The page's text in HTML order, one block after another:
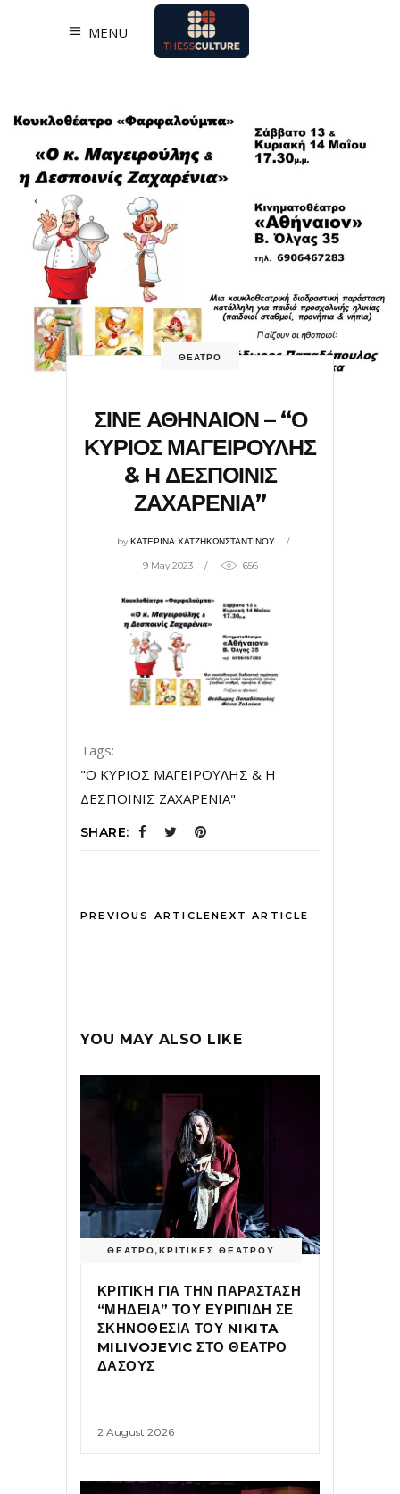
MENU
ΘΕΑΤΡΟ
ΣΙΝΕ ΑΘΗΝΑΙΟΝ – “Ο
ΚΥΡΙΟΣ ΜΑΓΕΙΡΟΥΛΗΣ
& Η ΔΕΣΠΟΙΝΙΣ
ΖΑΧΑΡΕΝΙΑ”
byΚΑΤΕΡΙΝΑ ΧΑΤΖΗΚΩΝΣΤΑΝΤΙΝΟΥ
9 May 2023 656
Tags:
"Ο ΚΥΡΙΟΣ ΜΑΓΕΙΡΟΥΛΗΣ & Η
ΔΕΣΠΟΙΝΙΣ ΖΑΧΑΡΕΝΙΑ"
SHARE:
PREVIOUS ARTICLENEXT ARTICLE
YOU MAY ALSO LIKE
ΘΕΑΤΡΟ,ΚΡΙΤΙΚΕΣ ΘΕΑΤΡΟΥ
ΚΡΙΤΙΚΗ ΓΙΑ ΤΗΝ ΠΑΡΑΣΤΑΣΗ
“ΜΗΔΕΙΑ” ΤΟΥ ΕΥΡΙΠΙΔΗ ΣΕ
ΣΚΗΝΟΘΕΣΙΑ ΤΟΥ NIKITA
MILIVOJEVIC ΣΤΟ ΘΕΑΤΡΟ
ΔΑΣΟΥΣ
2 August 2026